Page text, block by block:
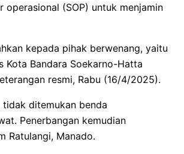
(SOP) untuk menjamin
kepada pihak berwenang, yaitu
Kota Bandara Soekarno-Hatta
resmi, Rabu (16/4/2025).
tidak ditemukan benda
Penerbangan kemudian
Ratulangi, Manado.